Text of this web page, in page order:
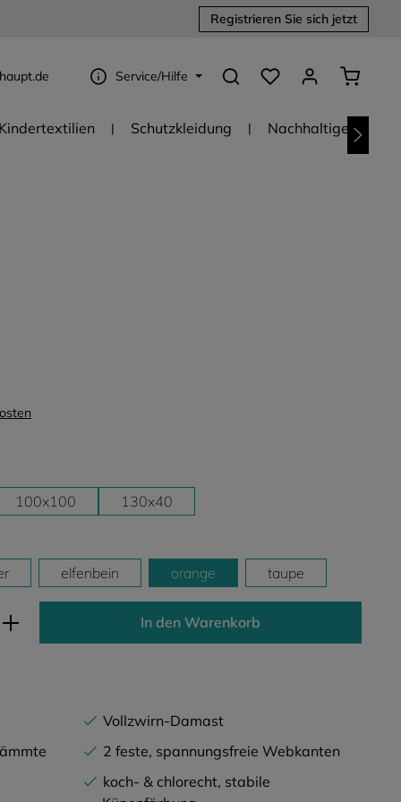
Registrieren Sie sich jetzt
Service/Hilfe
Du hast 0 Produkte
Kindertextilien Schutzkleidung Nachhaltige
100x100 130x40
elfenbein orange taupe
den gewünschten Wert ein oder
In den Warenkorb
Vollzwirn-Damast
2 feste, spannungsfreie Webkanten
koch- & chlorecht, stabile